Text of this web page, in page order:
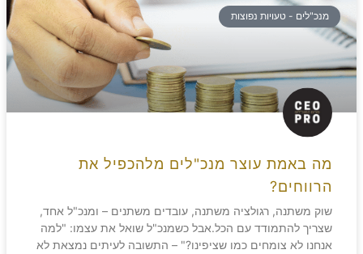
מנכ"לים - טעויות נפוצות
מה באמת עוצר מנכ"לים מלהכפיל את
הרווחים?
שוק משתנה, רגולציה משתנה, עובדים משתנים – ומנכ"ל אחד,
שצריך להתמודד עם הכל.אבל כשמנכ"ל שואל את עצמו: "למה
אנחנו לא צומחים כמו שציפינו?" – התשובה לעיתים נמצאת לא